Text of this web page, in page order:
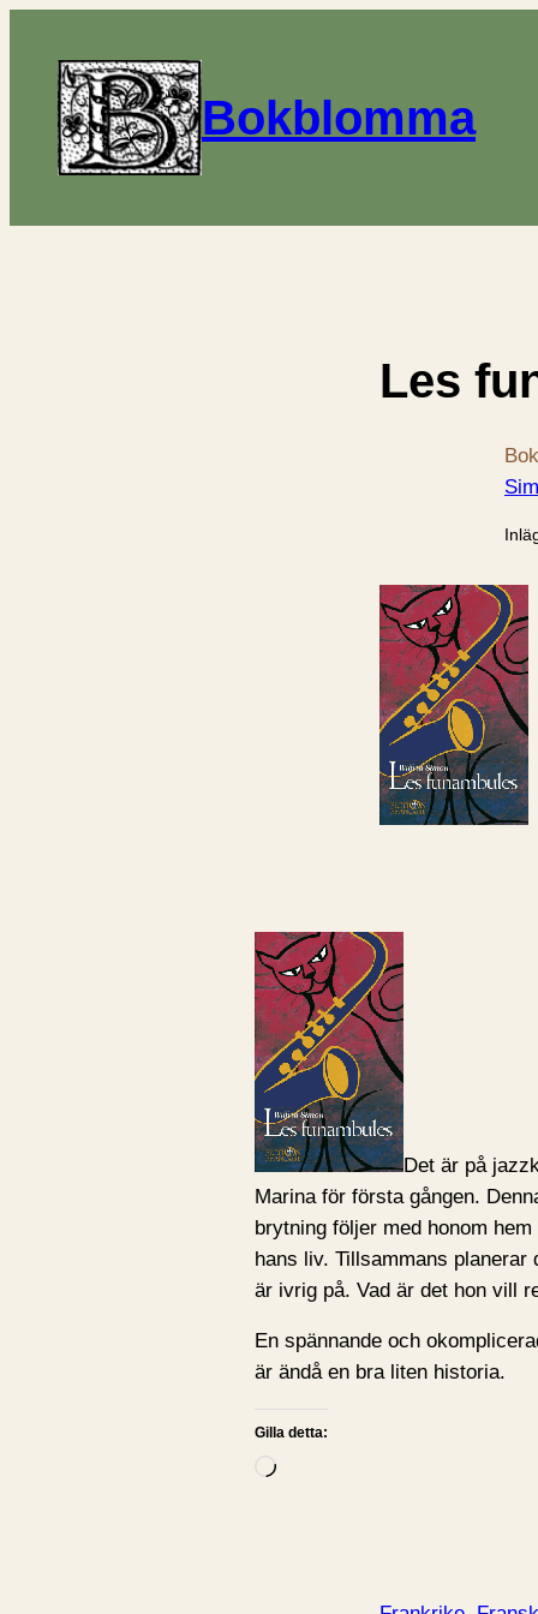
Bokblomma
Les
Det är på
Marina för första gången.
brytning följer med honom
hans liv. Tillsammans
är ivrig på. Vad är det hon vill
En spännande och
är ändå en bra liten historia.
Gilla detta:
L